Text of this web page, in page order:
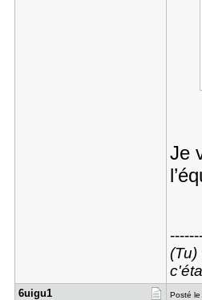
Je
(Tu)
6uigu1 Posté